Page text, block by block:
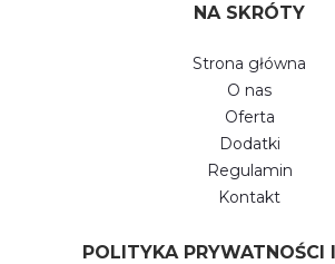
NA SKRÓTY
Strona główna
O nas
Oferta
Dodatki
Regulamin
Kontakt
POLITYKA PRYWATNOŚCI